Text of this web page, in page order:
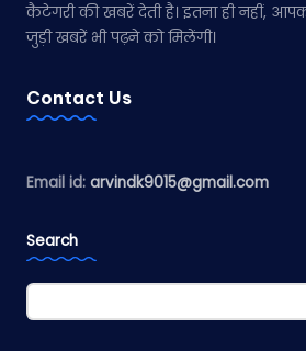
कैटेगरी की खबरें देती है। इतना ही नहीं,
जुड़ी खबरें भी पढ़ने को मिलेंगी।
Contact Us
Email id: arvindk9015@gmail.com
Search